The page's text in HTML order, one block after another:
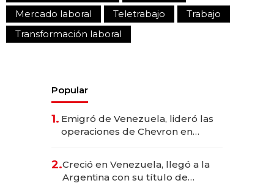
Mercado laboral
Teletrabajo
Trabajo
Transformación laboral
Popular
1. Emigró de Venezuela, lideró las
operaciones de Chevron en
2.Creció en Venezuela, llegó a la
Argentina con su título de